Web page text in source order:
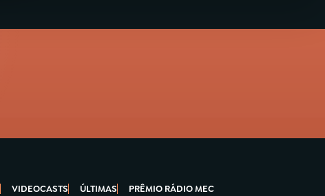
VIDEOCASTS ÚLTIMAS PRÊMIO RÁDIO MEC